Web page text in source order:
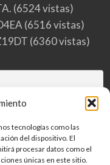
tecnologías como las
del dispositivo. El
procesar datos como el
únicas en este sitio.
(6524 vistas)
(6516 vistas)
(6360 vistas)